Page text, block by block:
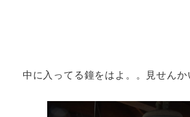
中に入ってる鐘をはよ。。見せんか